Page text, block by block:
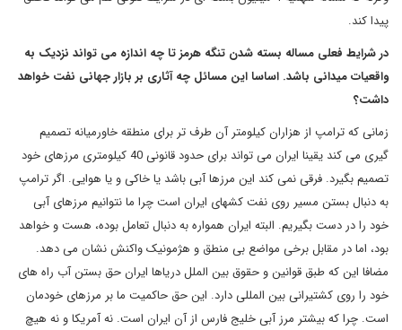
پیدا کند.
در شرایط فعلی مساله بسته شدن تنگه هرمز تا چه اندازه می تواند نزدیک به
واقعیات میدانی باشد. اساسا این مسائل چه آثاری بر بازار جهانی نفت خواهد
داشت؟
زمانی که ترامپ از هزاران کیلومتر آن طرف تر برای منطقه خاورمیانه تصمیم
گیری می کند یقینا ایران می تواند برای حدود قانونی 40 کیلومتری مرزهای خود
تصمیم بگیرد. فرقی نمی کند این مرزها آبی باشد یا خاکی و یا هوایی. اگر ترامپ
به دنبال بستن مسیر روی نفت کشهای ایران است چرا ما نتوانیم مرزهای آبی
خود را در دست بگیریم. البته ایران همواره به دنبال تعامل بوده، هست و خواهد
بود، اما در مقابل برخی مواضع بی منطق و هژمونیک واکنش نشان می دهد.
مضافا این که طبق قوانین و حقوق بین الملل دریاها ایران حق بستن آب راه های
خود را روی کشتیرانی بین المللی دارد. این حق حاکمیت ما بر مرزهای خودمان
است. چرا که بیشتر مرز آبی خلیج فارس از آن ایران است. نه آمریکا و نه هیچ